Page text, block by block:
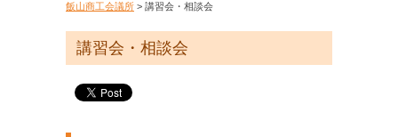
飯山商工会議所 > 講習会・相談会
講習会・相談会